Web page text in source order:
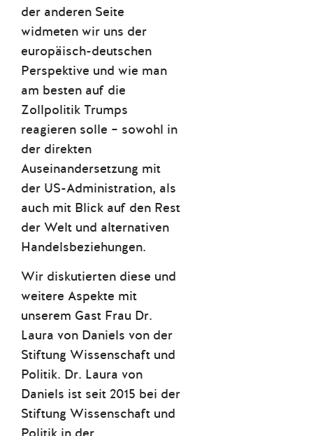
der anderen Seite
widmeten wir uns der
europäisch-deutschen
Perspektive und wie man
am besten auf die
Zollpolitik Trumps
reagieren solle – sowohl in
der direkten
Auseinandersetzung mit
der US-Administration, als
auch mit Blick auf den Rest
der Welt und alternativen
Handelsbeziehungen.
Wir diskutierten diese und
weitere Aspekte mit
unserem Gast Frau Dr.
Laura von Daniels von der
Stiftung Wissenschaft und
Politik. Dr. Laura von
Daniels ist seit 2015 bei der
Stiftung Wissenschaft und